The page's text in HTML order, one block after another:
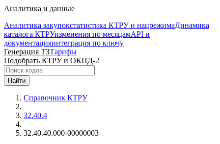
Аналитика и данные
Аналитика закупокстатистика КТРУ и нацрежимаДинамика
каталога КТРУизменения по месяцамAPI и
документацияинтеграция по ключу
Генерация ТЗТарифы
Подобрать КТРУ и ОКПД-2
Найти
Справочник КТРУ
32.40.4
32.40.40.000-00000003